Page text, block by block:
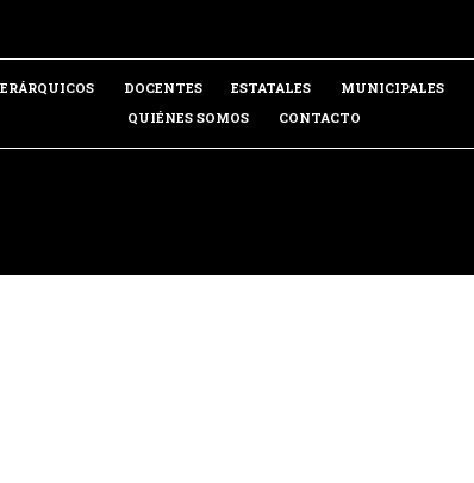
DOCENTES ESTATALES MUNICIPALES
QUIÉNES SOMOS
CONTACTO